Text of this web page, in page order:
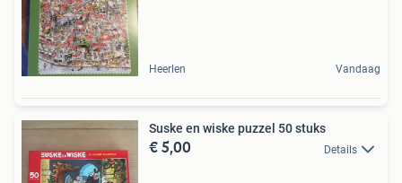
Heerlen Vandaag
Suske en wiske puzzel 50 stuks
€ 5,00 Details